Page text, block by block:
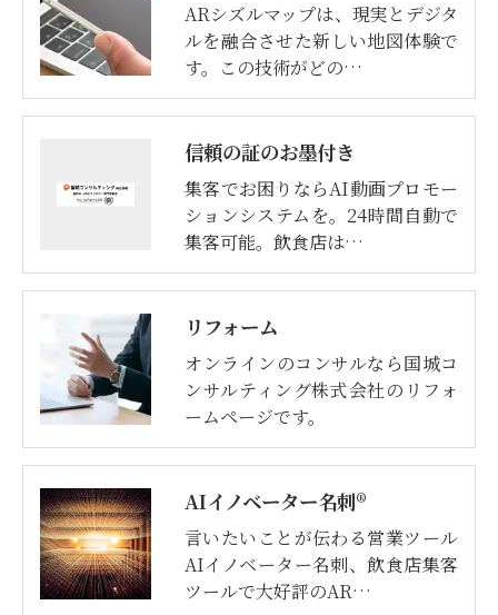
ARシズルマップは、現実とデジタ
ルを融合させた新しい地図体験で
す。この技術がどの…
信頼の証のお墨付き
集客でお困りならAI動画プロモー
ションシステムを。24時間自動で
集客可能。飲食店は…
リフォーム
オンラインのコンサルなら国城コ
ンサルティング株式会社のリフォ
ームページです。
AIイノベーター名刺®
言いたいことが伝わる営業ツール
AIイノベーター名刺、飲食店集客
ツールで大好評のAR…